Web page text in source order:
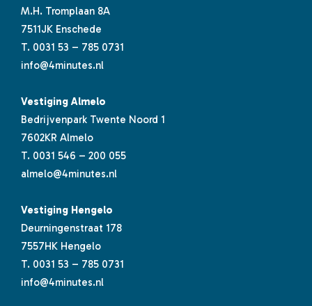
M.H. Tromplaan 8A
7511JK Enschede
T. 0031 53 – 785 0731
info@4minutes.nl
Vestiging Almelo
Bedrijvenpark Twente Noord 1
7602KR Almelo
T. 0031 546 – 200 055
almelo@4minutes.nl
Vestiging Hengelo
Deurningenstraat 178
7557HK Hengelo
T. 0031 53 – 785 0731
info@4minutes.nl